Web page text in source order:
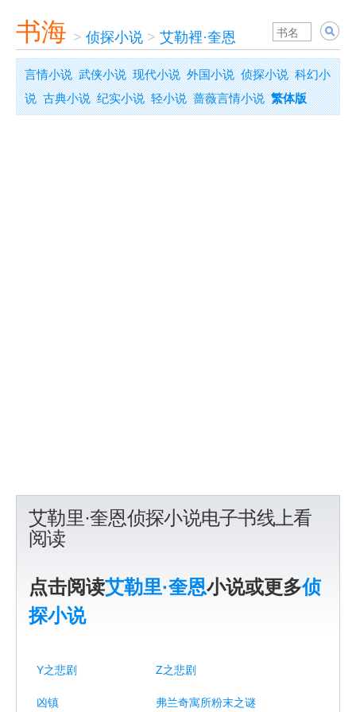
书海 > 侦探小说 > 艾勒裡·奎恩
言情小说 武侠小说 现代小说 外国小说 侦探小说 科幻小
说 古典小说 纪实小说 轻小说 蔷薇言情小说 繁体版
艾勒里·奎恩侦探小说电子书线上看
阅读
点击阅读艾勒里·奎恩小说或更多侦
探小说
Y之悲剧 Z之悲剧
凶镇 弗兰奇寓所粉末之谜